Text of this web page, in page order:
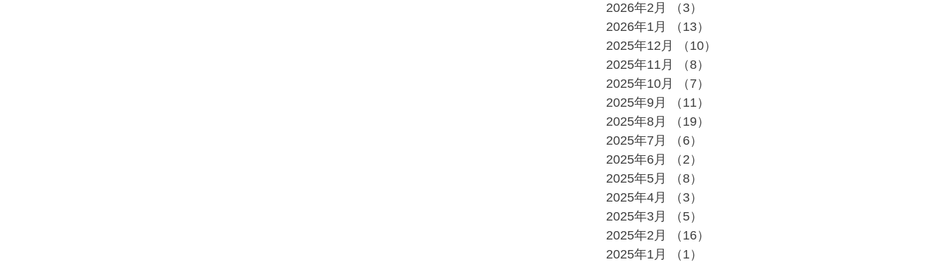
2026年2月
（3）
2026年1月
（13）
2025年12月
（10）
2025年11月
（8）
2025年10月
（7）
2025年9月
（11）
2025年8月
（19）
2025年7月
（6）
2025年6月
（2）
2025年5月
（8）
2025年4月
（3）
2025年3月
（5）
2025年2月
（16）
2025年1月
（1）